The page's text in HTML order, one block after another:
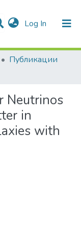
Log In (current)
Публикации
Neutrinos
in
with